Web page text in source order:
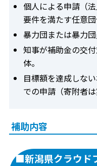
個人による申請（
要件を満たす任意
暴力団または暴力
知事が補助金の交
体。
目標額を達成しな
での申請（寄附者
補助内容
■新潟県クラウド